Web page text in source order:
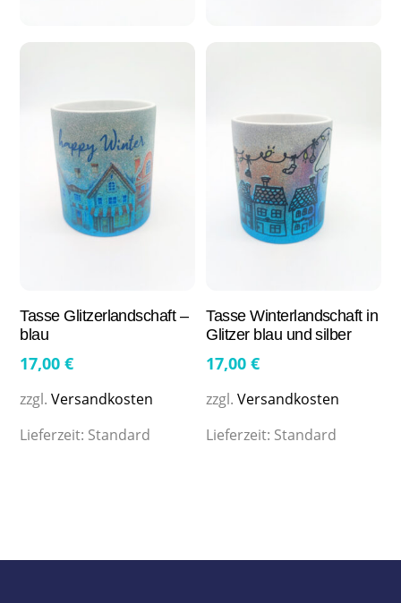
Tasse Glitzerlandschaft –
blau
17,00€
zzgl.Versandkosten
Lieferzeit: Standard
Tasse Winterlandschaft in
Glitzer blau und silber
17,00€
zzgl.Versandkosten
Lieferzeit: Standard